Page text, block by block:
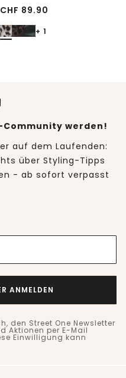
CHF 89.90
+ 1
werden!
auf dem Laufenden:
über Styling-Tipps
- ab sofort verpasst
ANMELDEN
den Street One Newsletter
Aktionen per E-Mail
Einwilligung kann